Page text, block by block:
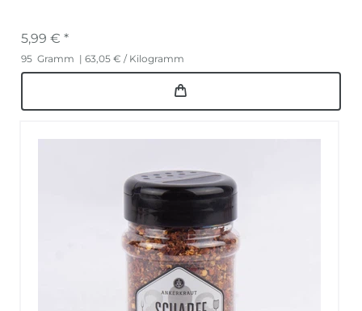
5,99 € *
95 Gramm | 63,05 € / Kilogramm